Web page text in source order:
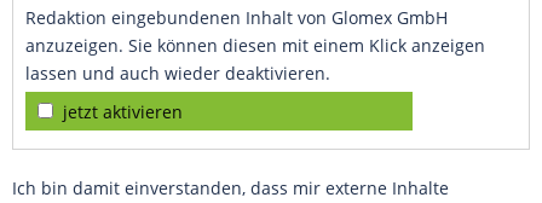
Redaktion eingebundenen Inhalt von Glomex GmbH
anzuzeigen. Sie können diesen mit einem Klick anzeigen
lassen und auch wieder deaktivieren.
jetzt aktivieren
Ich bin damit einverstanden, dass mir externe Inhalte